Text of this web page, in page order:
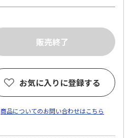
お気に入りに登録する
商品についてのお問い合わせはこちら